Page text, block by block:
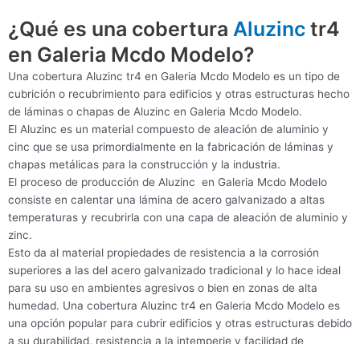
¿Qué es una cobertura Aluzinc tr4
en Galeria Mcdo Modelo?
Una cobertura Aluzinc tr4 en Galeria Mcdo Modelo es un tipo de
cubrición o recubrimiento para edificios y otras estructuras hecho
de láminas o chapas de Aluzinc en Galeria Mcdo Modelo.
El Aluzinc es un material compuesto de aleación de aluminio y
cinc que se usa primordialmente en la fabricación de láminas y
chapas metálicas para la construcción y la industria.
El proceso de producción de Aluzinc en Galeria Mcdo Modelo
consiste en calentar una lámina de acero galvanizado a altas
temperaturas y recubrirla con una capa de aleación de aluminio y
zinc.
Esto da al material propiedades de resistencia a la corrosión
superiores a las del acero galvanizado tradicional y lo hace ideal
para su uso en ambientes agresivos o bien en zonas de alta
humedad. Una cobertura Aluzinc tr4 en Galeria Mcdo Modelo es
una opción popular para cubrir edificios y otras estructuras debido
a su durabilidad, resistencia a la intemperie y facilidad de